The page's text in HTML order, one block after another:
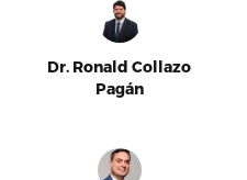
Dr. Ronald Collazo
Pagán